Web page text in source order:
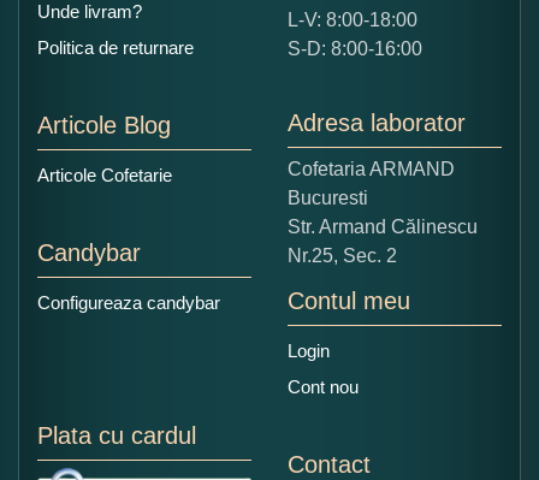
Ce nota acordati acestui produs?
5
Copiati alaturi numarul din imagine:
Unde livram?
Politica de returnare
Articole Blog
Articole Cofetarie
Candybar
Configureaza candybar
L-V: 8:00-18:00
S-D: 8:00-16:00
Adresa laborator
Cofetaria ARMAND
Bucuresti
Str. Armand Călinescu
Nr.25, Sec. 2
Contul meu
Login
Cont nou
Plata cu cardul
Contact